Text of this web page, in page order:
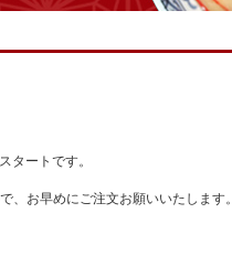
タートです。
、お早めにご注文お願いいたします。